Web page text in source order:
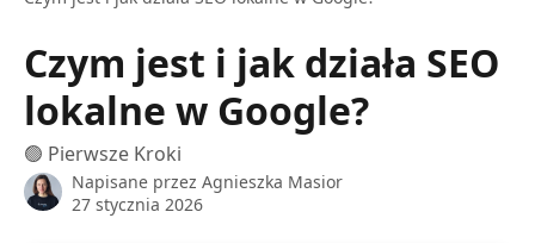
Czym jest i jak działa SEO
lokalne w Google?
🟢 Pierwsze Kroki
Napisane przez Agnieszka Masior
27 stycznia 2026